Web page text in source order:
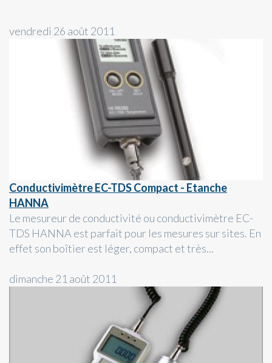
vendredi 26 août 2011
Conductivimètre EC-TDS Compact - Etanche
HANNA
Le mesureur de conductivité ou conductivimètre EC-
TDS HANNA est parfait pour les mesures sur sites. En
effet son boîtier est léger, compact et très...
dimanche 21 août 2011